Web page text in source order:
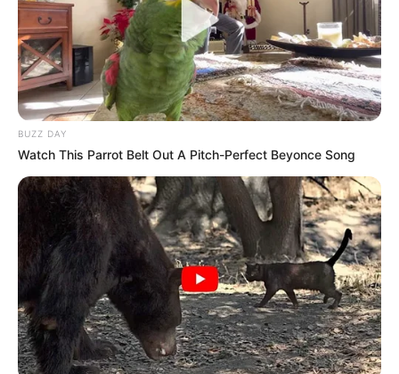
BUZZ DAY
Watch This Parrot Belt Out A Pitch-Perfect Beyonce Song